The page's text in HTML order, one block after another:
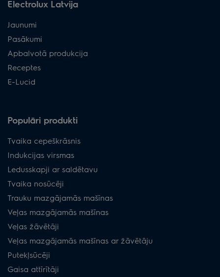
Electrolux Latvija
Jaunumi
Pasākumi
Apbalvotā produkcija
Receptes
E-Lucid
Populāri produkti
Tvaika cepeškrāsnis
Indukcijas virsmas
Ledusskapji ar saldētavu
Tvaika nosūcēji
Trauku mazgājamās mašīnas
Veļas mazgājamās mašīnas
Veļas žāvētāji
Veļas mazgājamās mašīnas ar žāvētāju
Putekļsūcēji
Gaisa attīrītāji